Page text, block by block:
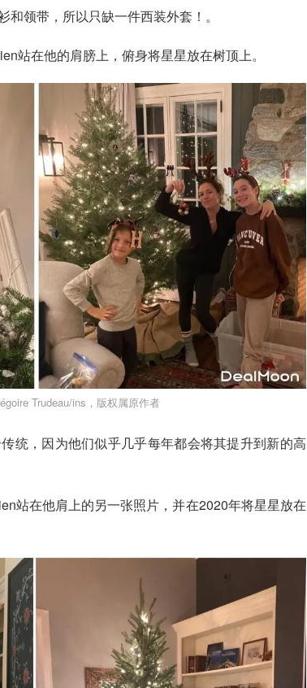
领带，所以只缺一件西装外套！。
站在他的肩膀上，俯身将星星放在树顶上。
Trudeau/ins，版权属原作者
统，因为他们似乎几乎每年都会将其提升到新的高
站在他肩上的另一张照片，并在2020年将星星放在